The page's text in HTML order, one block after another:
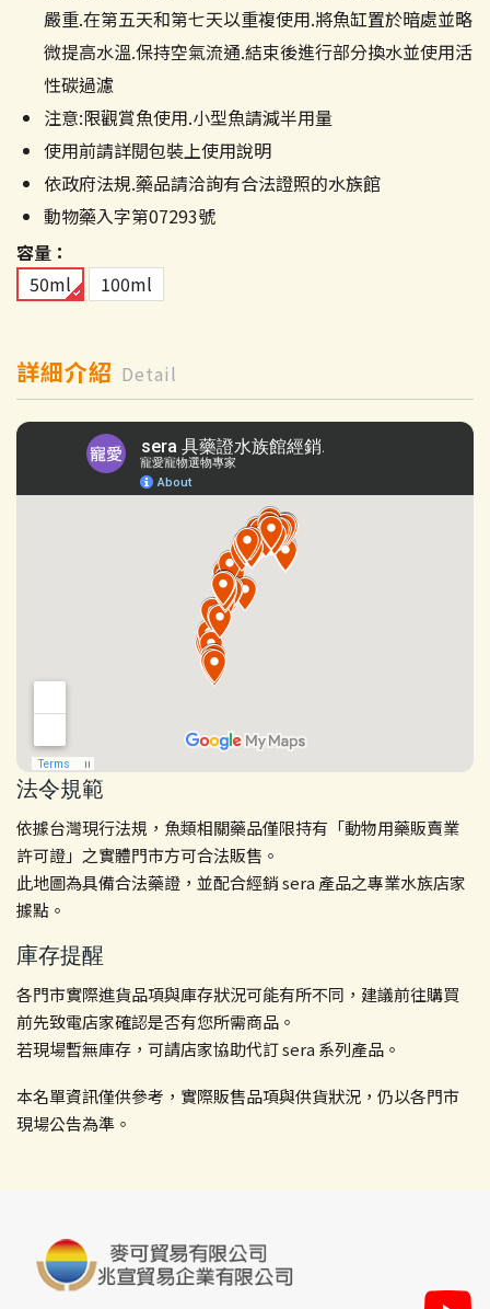
嚴重.在第五天和第七天以重複使用.將魚缸置於暗處並略
微提高水溫.保持空氣流通.結束後進行部分換水並使用活
性碳過濾
注意:限觀賞魚使用.小型魚請減半用量
使用前請詳閱包裝上使用說明
依政府法規.藥品請洽詢有合法證照的水族館
動物藥入字第07293號
容量
50ml
100ml
詳細介紹 Detail
法令規範
依據台灣現行法規，魚類相關藥品僅限持有「動物用藥販賣業
許可證」之實體門市方可合法販售。
此地圖為具備合法藥證，並配合經銷 sera 產品之專業水族店家
據點。
庫存提醒
各門市實際進貨品項與庫存狀況可能有所不同，建議前往購買
前先致電店家確認是否有您所需商品。
若現場暫無庫存，可請店家協助代訂 sera 系列產品。
本名單資訊僅供參考，實際販售品項與供貨狀況，仍以各門市
現場公告為準。